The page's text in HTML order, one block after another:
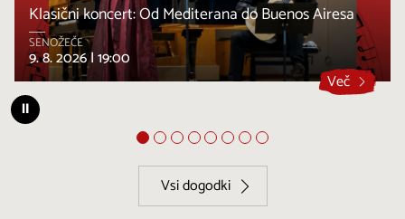
Klasični koncert: Od Mediterana do Buenos Airesa
SENOŽEČE
9. 8. 2026 |19:00
Več
⏸
Vsi dogodki